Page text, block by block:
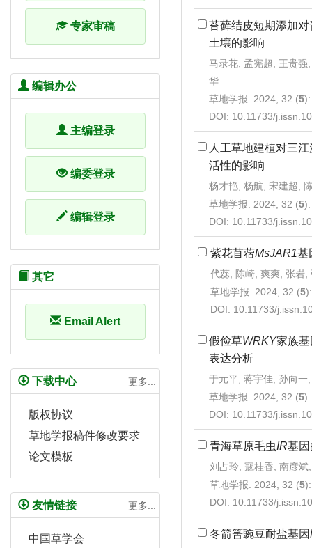
苔藓结皮短期添加
土壤的影响
马录花, 孟宪超, 王贵强
华
草地学报. 2024, 32 (5
DOI: 10.11733/
人工草地建植对三
活性的影响
杨才艳, 杨航, 宋建超,
草地学报. 2024, 32 (5
DOI: 10.11733/
紫花苜蓿MsJAR1基
代蕊, 陈崎, 爽爽, 张岩,
草地学报. 2024, 32 (5
DOI: 10.11733/
假俭草WRKY家族
表达分析
于元平, 蒋宇佳, 孙向一
草地学报. 2024, 32 (5
DOI: 10.11733/
青海草原毛虫IR基
刘占玲, 寇桂香, 南彦斌
草地学报. 2024, 32 (5
DOI: 10.11733/
冬箭筈豌豆耐盐基因
专家审稿
编辑办公
主编登录
编委登录
编辑登录
其它
Email Alert
下载中心 更多...
版权协议
草地学报稿件修改要求
论文模板
友情链接 更多...
中国草学会